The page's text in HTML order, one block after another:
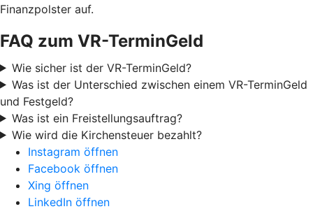
Finanzpolster auf.
FAQ zum VR-TerminGeld
Wie sicher ist der VR-TerminGeld?
Was ist der Unterschied zwischen einem VR-TerminGeld
und Festgeld?
Was ist ein Freistellungsauftrag?
Wie wird die Kirchensteuer bezahlt?
Instagram öffnen
Facebook öffnen
Xing öffnen
LinkedIn öffnen